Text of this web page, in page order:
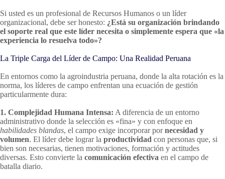
Si usted es un profesional de Recursos Humanos o un líder
organizacional, debe ser honesto: ¿Está su organización brindando
el soporte real que este líder necesita o simplemente espera que «la
experiencia lo resuelva todo»?
La Triple Carga del Líder de Campo: Una Realidad Peruana
En entornos como la agroindustria peruana, donde la alta rotación es la
norma, los líderes de campo enfrentan una ecuación de gestión
particularmente dura:
1. Complejidad Humana Intensa: A diferencia de un entorno
administrativo donde la selección es «fina» y con enfoque en
habilidades blandas, el campo exige incorporar pornecesidad y
volumen. El líder debe lograr la productividad con personas que, si
bien son necesarias, tienen motivaciones, formación y actitudes
diversas. Esto convierte la comunicación efectiva en el campo de
batalla diario.